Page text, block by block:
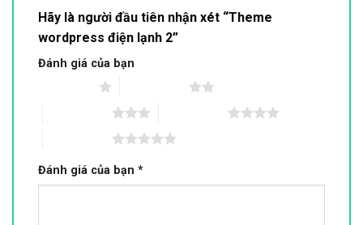
Hãy là người đầu tiên nhận xét “Theme
wordpress điện lạnh 2”
Đánh giá của bạn
Đánh giá của bạn *